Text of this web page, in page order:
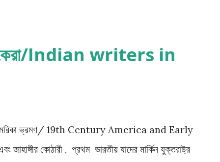
তাকে। অনেক কল্পকাহিনীর ভিত্তি করা হয়েছে এই
রথের লেখায়। সোশ্যাল মিডিয়াতে ব্ল্যাক হিউমারের (
এই ড...
Indian writers in
ভ্রমণ/ 19th Century America and Early
কোঠারী , প্রথম ভারতীয় যাদের মার্কিন যুক্তরাষ্ট্র